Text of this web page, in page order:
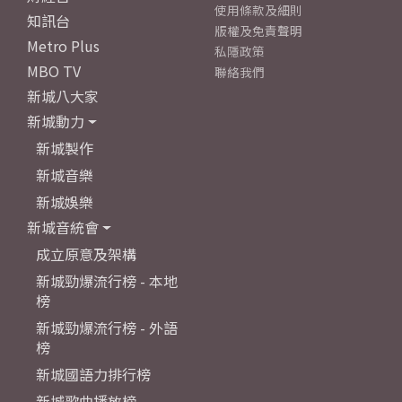
知訊台
Metro Plus
MBO TV
新城八大家
新城動力
新城製作
新城音樂
新城娛樂
新城音統會
成立原意及架構
新城勁爆流行榜 - 本地
榜
新城勁爆流行榜 - 外語
榜
新城國語力排行榜
使用條款及細則
版權及免責聲明
私隱政策
聯絡我們